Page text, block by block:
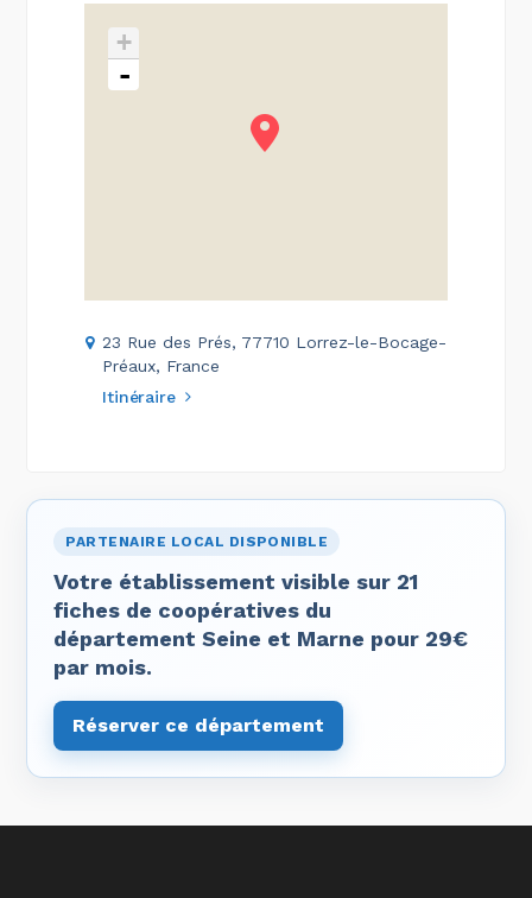
+
-
23 Rue des Prés, 77710 Lorrez-le-Bocage-
Préaux, France
Itinéraire
PARTENAIRE LOCAL DISPONIBLE
Votre établissement visible sur 21
fiches de coopératives du
département Seine et Marne pour 29€
par mois.
Réserver ce département